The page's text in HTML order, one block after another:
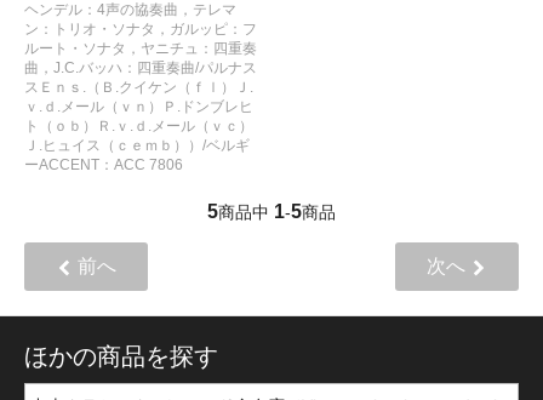
ヘンデル：4声の協奏曲，テレマ
ン：トリオ・ソナタ，ガルッピ：フ
ルート・ソナタ，ヤニチュ：四重奏
曲，J.C.バッハ：四重奏曲/パルナス
スＥｎｓ.（Ｂ.クイケン（ｆｌ）Ｊ.
ｖ.ｄ.メール（ｖｎ）Ｐ.ドンブレヒ
ト（ｏｂ）Ｒ.ｖ.ｄ.メール（ｖｃ）
Ｊ.ヒュイス（ｃｅｍｂ））/ベルギ
ーACCENT：ACC 7806
5商品中 1-5商品
前へ 次へ
ほかの商品を探す